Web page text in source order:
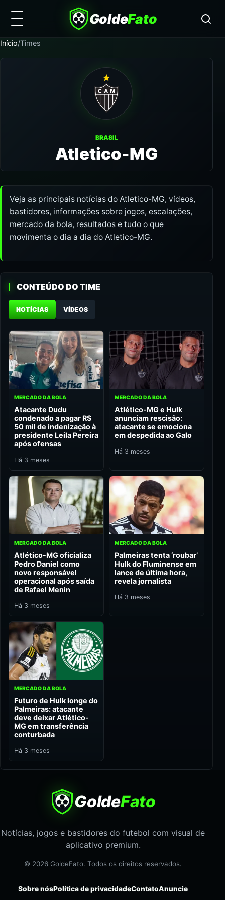
GoldeFato
Início/Times
BRASIL
Atletico-MG
Veja as principais notícias do Atletico-MG, vídeos,
bastidores, informações sobre jogos, escalações,
mercado da bola, resultados e tudo o que
movimenta o dia a dia do Atletico-MG.
CONTEÚDO DO TIME
NOTÍCIAS VÍDEOS
MERCADO DA BOLA
Atacante Dudu
condenado a pagar R$
50 mil de indenização à
presidente Leila Pereira
após ofensas
Há 3 meses
MERCADO DA BOLA
Atlético-MG e Hulk
anunciam rescisão:
atacante se emociona
em despedida ao Galo
Há 3 meses
MERCADO DA BOLA
Atlético-MG oficializa
Pedro Daniel como
novo responsável
operacional após saída
de Rafael Menin
Há 3 meses
MERCADO DA BOLA
Palmeiras tenta ‘roubar’
Hulk do Fluminense em
lance de última hora,
revela jornalista
Há 3 meses
MERCADO DA BOLA
Futuro de Hulk longe do
Palmeiras: atacante
deve deixar Atlético-
MG em transferência
conturbada
Há 3 meses
GoldeFato
Notícias, jogos e bastidores do futebol com visual de
aplicativo premium.
© 2026 GoldeFato. Todos os direitos reservados.
Sobre nósPolítica de privacidadeContatoAnuncie